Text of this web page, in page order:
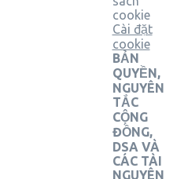
cookie
Cài đặt
cookie
BẢN
QUYỀN,
NGUYÊN
TẮC
CỘNG
ĐỒNG,
DSA VÀ
CÁC TÀI
NGUYÊN